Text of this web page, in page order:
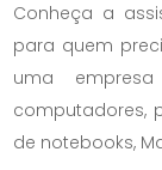
Conheça a
para quem
uma
computadores,
de notebooks,